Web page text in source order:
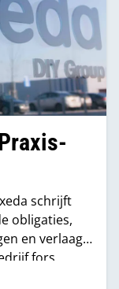
schrijft
obligaties,
en verlaagt
fors.